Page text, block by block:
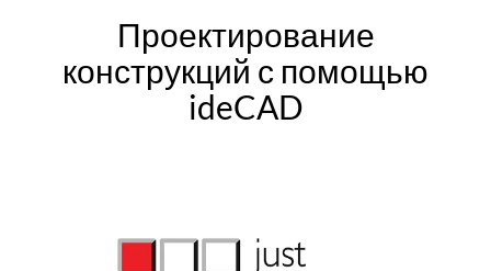
Проектирование
конструкций с помощью
ideCAD